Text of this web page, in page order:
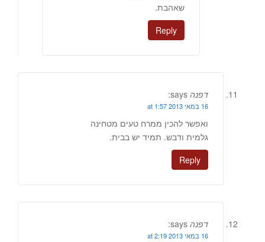
שאהבת.
Reply
דפנה says:
16 במאי 2013 at 1:57
ואפשר להכין ממרח טעים מטחינה
גלמית ודבש. תמיד יש בבית.
Reply
דפנה says:
16 במאי 2013 at 2:19